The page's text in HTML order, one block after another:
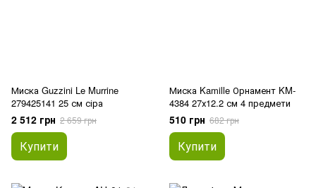
Миска Guzzini Le Murrine
279425141 25 см сіра
2 512 грн 2 659 грн
Купити
Миска Kamille Орнамент KM-
4384 27х12.2 см 4 предмети
510 грн 682 грн
Купити